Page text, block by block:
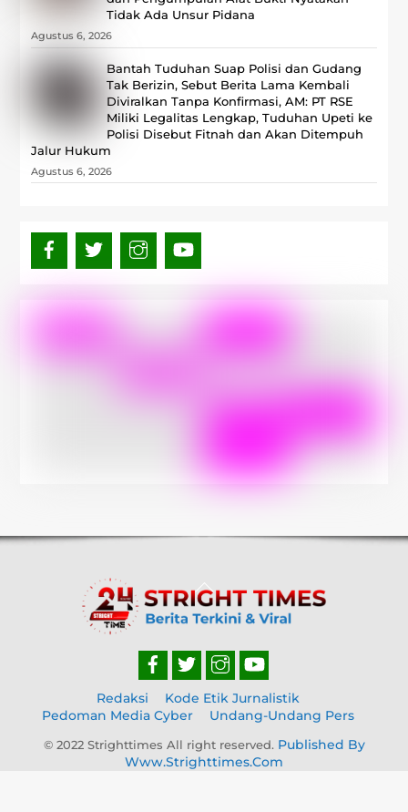
Tidak Ada Unsur Pidana
Agustus 6, 2026
Bantah Tuduhan Suap Polisi dan Gudang
Tak Berizin, Sebut Berita Lama Kembali
Diviralkan Tanpa Konfirmasi, ‎AM: PT RSE
Miliki Legalitas Lengkap, Tuduhan Upeti ke
Polisi Disebut Fitnah dan Akan Ditempuh
Jalur Hukum
Agustus 6, 2026
Back
To
Top
Redaksi
Kode Etik Jurnalistik
Pedoman Media Cyber
Undang-Undang Pers
© 2022 Strighttimes All right reserved. Published By
Www.strighttimes.com